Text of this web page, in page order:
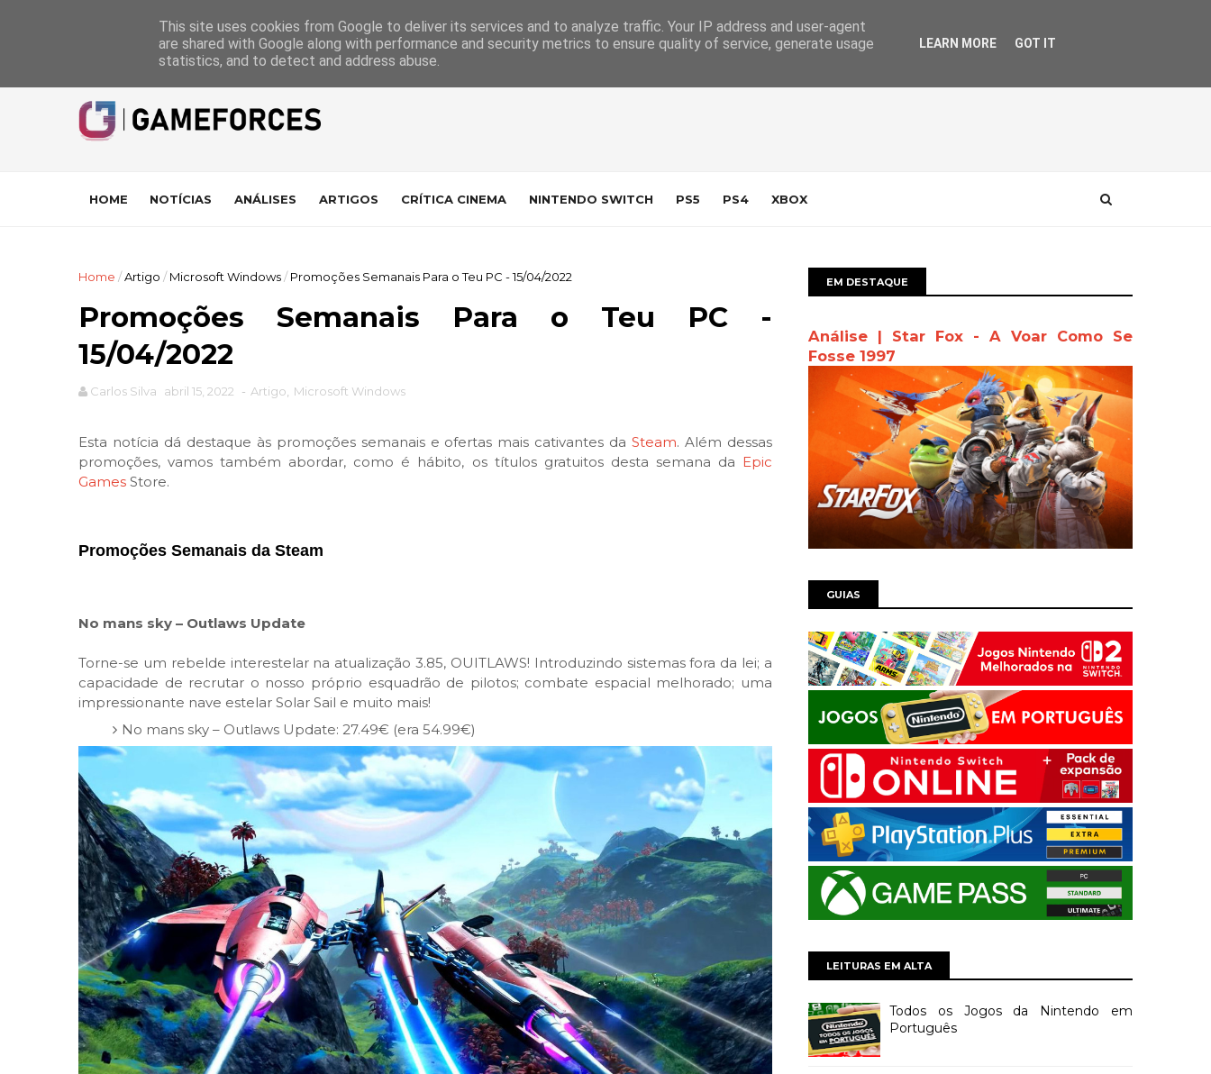
A equipa Pontuações das Análises Suporte da Indústria Contacto
HOME NOTÍCIAS ANÁLISES ARTIGOS CRÍTICA CINEMA NINTENDO SWITCH PS5 PS4 XBOX
Home /Artigo / Microsoft Windows/ Promoções Semanais Para o Teu PC - 15/04/2022
Promoções Semanais Para o Teu PC -
15/04/2022
Carlos Silva abril 15, 2022 - Artigo Microsoft Windows
Esta notícia dá destaque às promoções semanais e ofertas mais cativantes da Steam. Além dessas
promoções, vamos também abordar, como é hábito, os títulos gratuitos desta semana da Epic
Games Store.
Promoções Semanais da Steam
No mans sky – Outlaws Update
Torne-se um rebelde interestelar na atualização 3.85, OUITLAWS! Introduzindo sistemas fora da lei; a
capacidade de recrutar o nosso próprio esquadrão de pilotos; combate espacial melhorado; uma
impressionante nave estelar Solar Sail e muito mais!
No mans sky – Outlaws Update: 27.49€ (era 54.99€)
EM DESTAQUE
Análise | Star Fox - A Voar Como Se
Fosse 1997
GUIAS
LEITURAS EM ALTA
Todos os Jogos da Nintendo em
Português
This site uses cookies from Google to deliver its services and to analyze traffic. Your IP address and user-agent
are shared with Google along with performance and security metrics to ensure quality of service, generate usage
statistics, and to detect and address abuse.
LEARN MORE GOT IT